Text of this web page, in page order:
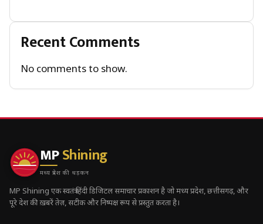
Recent Comments
No comments to show.
MPShining
मध्य प्रदेश की धड़कन
MP Shining एक स्वतंत्र हिंदी डिजिटल समाचार प्रकाशन है जो मध्य प्रदेश, छत्तीसगढ़, और
पूरे देश की ख़बरें तेज़, सटीक और निष्पक्ष रूप से प्रस्तुत करता है।